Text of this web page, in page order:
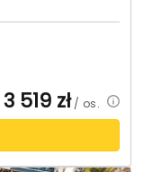
3 519 zł/ os.